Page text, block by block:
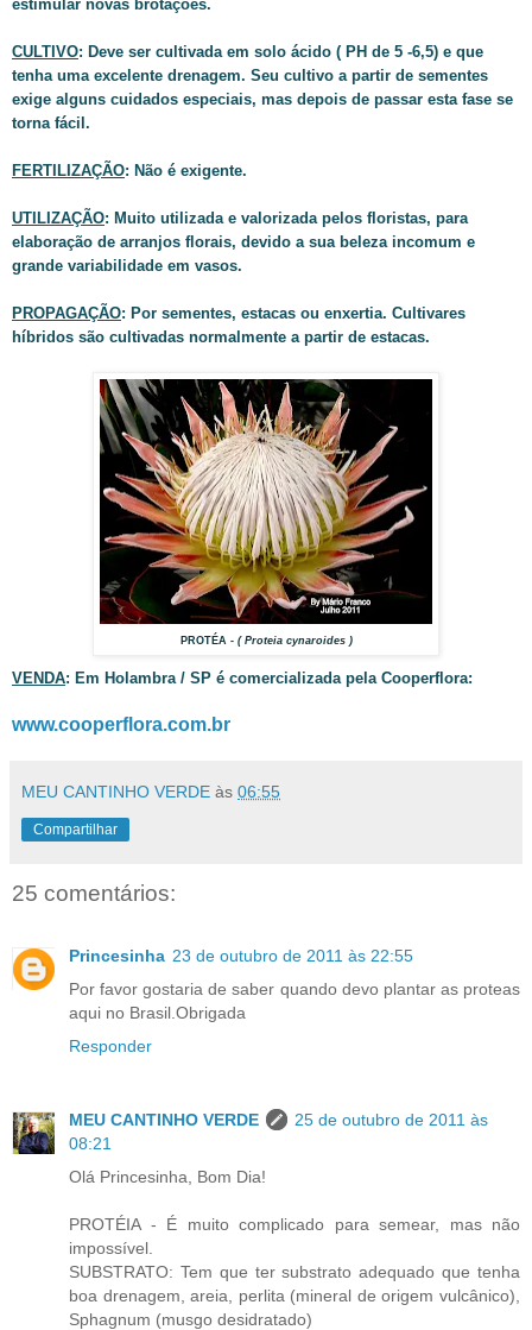
estimular novas brotações.
CULTIVO: Deve ser cultivada em solo ácido ( PH de 5 -6,5) e que
tenha uma excelente drenagem. Seu cultivo a partir de sementes
exige alguns cuidados especiais, mas depois de passar esta fase se
torna fácil.
FERTILIZAÇÃO: Não é exigente.
UTILIZAÇÃO: Muito utilizada e valorizada pelos floristas, para
elaboração de arranjos florais, devido a sua beleza incomum e
grande variabilidade em vasos.
PROPAGAÇÃO: Por sementes, estacas ou enxertia. Cultivares
híbridos são cultivadas normalmente a partir de estacas.
PROTÉA - ( Proteia cynaroides )
VENDA: Em Holambra / SP é comercializada pela Cooperflora:
www.cooperflora.com.br
MEU CANTINHO VERDE às 06:55
Compartilhar
25 comentários:
Princesinha 23 de outubro de 2011 às 22:55
Por favor gostaria de saber quando devo plantar as proteas
aqui no Brasil.Obrigada
Responder
MEU CANTINHO VERDE
25 de outubro de 2011 às
08:21
Olá Princesinha, Bom Dia!
PROTÉIA - É muito complicado para semear, mas não
impossível.
SUBSTRATO: Tem que ter substrato adequado que tenha
boa drenagem, areia, perlita (mineral de origem vulcânico),
Sphagnum (musgo desidratado)